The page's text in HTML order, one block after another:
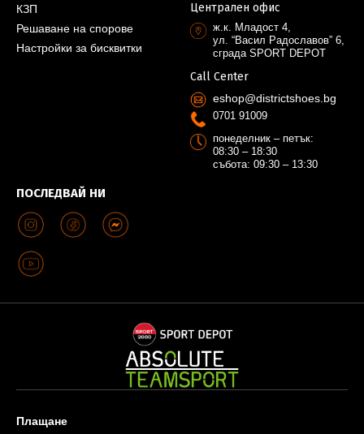
КЗП
Решаване на спорове
Настройки за бисквитки
ПОСЛЕДВАЙ НИ
Централен офис
ж.к. Младост 4,
ул. “Васил Радославов” 6,
сграда SPORT DEPOT
Call Center
eshop@districtshoes.bg
0701 91009
понеделник – петък:
08:30 – 18:30
събота: 09:30 – 13:30
Плащане